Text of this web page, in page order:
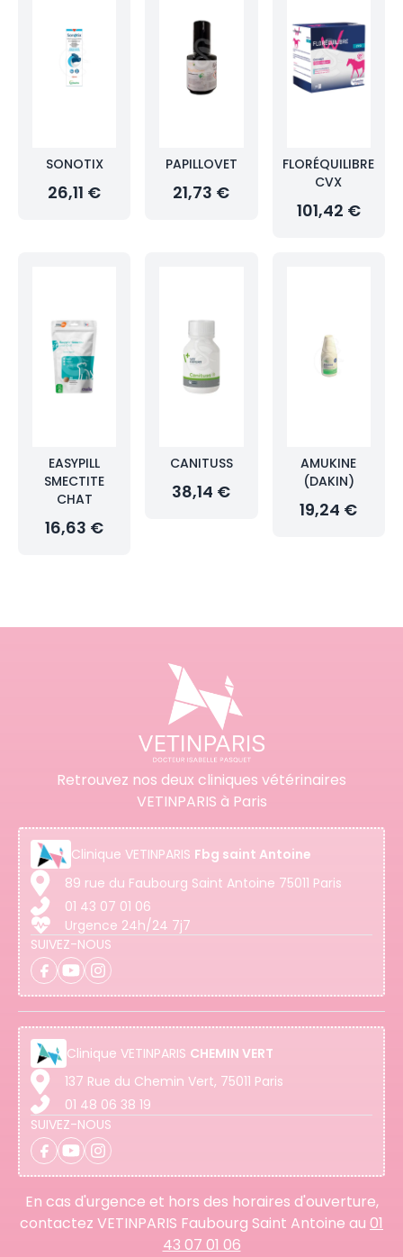
SONOTIX
26,11 €
PAPILLOVET
21,73 €
FLORÉQUILIBRE
CVX
101,42 €
EASYPILL
SMECTITE
CHAT
16,63 €
CANITUSS
38,14 €
AMUKINE
(DAKIN)
19,24 €
Retrouvez nos deux cliniques vétérinaires
VETINPARIS à Paris
Clinique VETINPARIS Fbg saint Antoine
89 rue du Faubourg Saint Antoine 75011 Paris
01 43 07 01 06
Urgence 24h/24 7j7
SUIVEZ-NOUS
Clinique VETINPARIS CHEMIN VERT
137 Rue du Chemin Vert, 75011 Paris
01 48 06 38 19
SUIVEZ-NOUS
En cas d'urgence et hors des horaires d'ouverture,
contactez VETINPARIS Faubourg Saint Antoine au 01
43 07 01 06